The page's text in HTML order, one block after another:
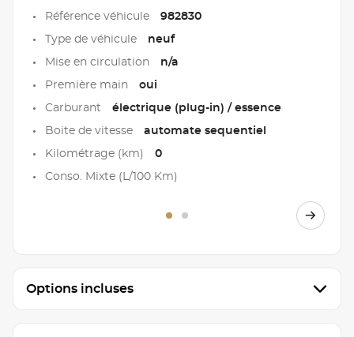
Référence véhicule 982830
Type de véhicule neuf
Mise en circulation n/a
Première main oui
Carburant électrique (plug-in) / essence
Boite de vitesse automate sequentiel
Kilométrage (km) 0
Conso. Mixte (L/100 Km)
Options incluses